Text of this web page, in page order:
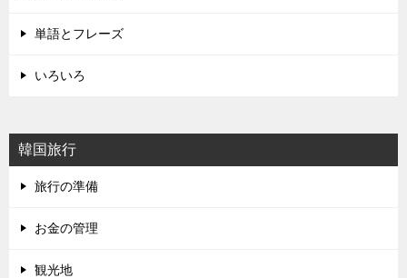
単語とフレーズ
いろいろ
韓国旅行
旅行の準備
お金の管理
観光地